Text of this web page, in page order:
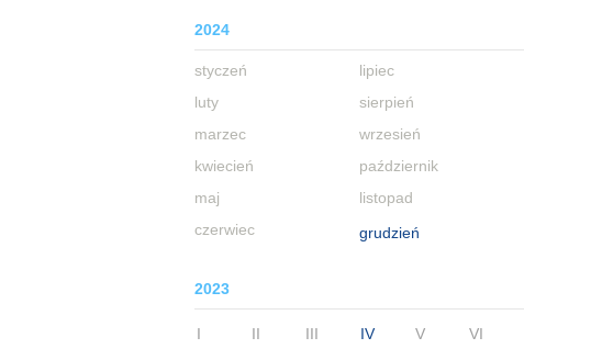
2024
styczeń
luty
marzec
kwiecień
maj
czerwiec
lipiec
sierpień
wrzesień
październik
listopad
grudzień
2023
I II III IV V VI